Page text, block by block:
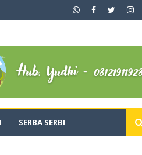
SERBA SERBI